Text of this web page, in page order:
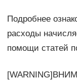
Подробнее
расходы
помощи статей